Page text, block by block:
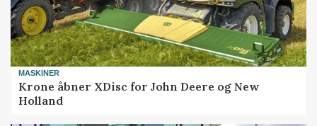
MASKINER
Krone åbner XDisc for John Deere og New
Holland